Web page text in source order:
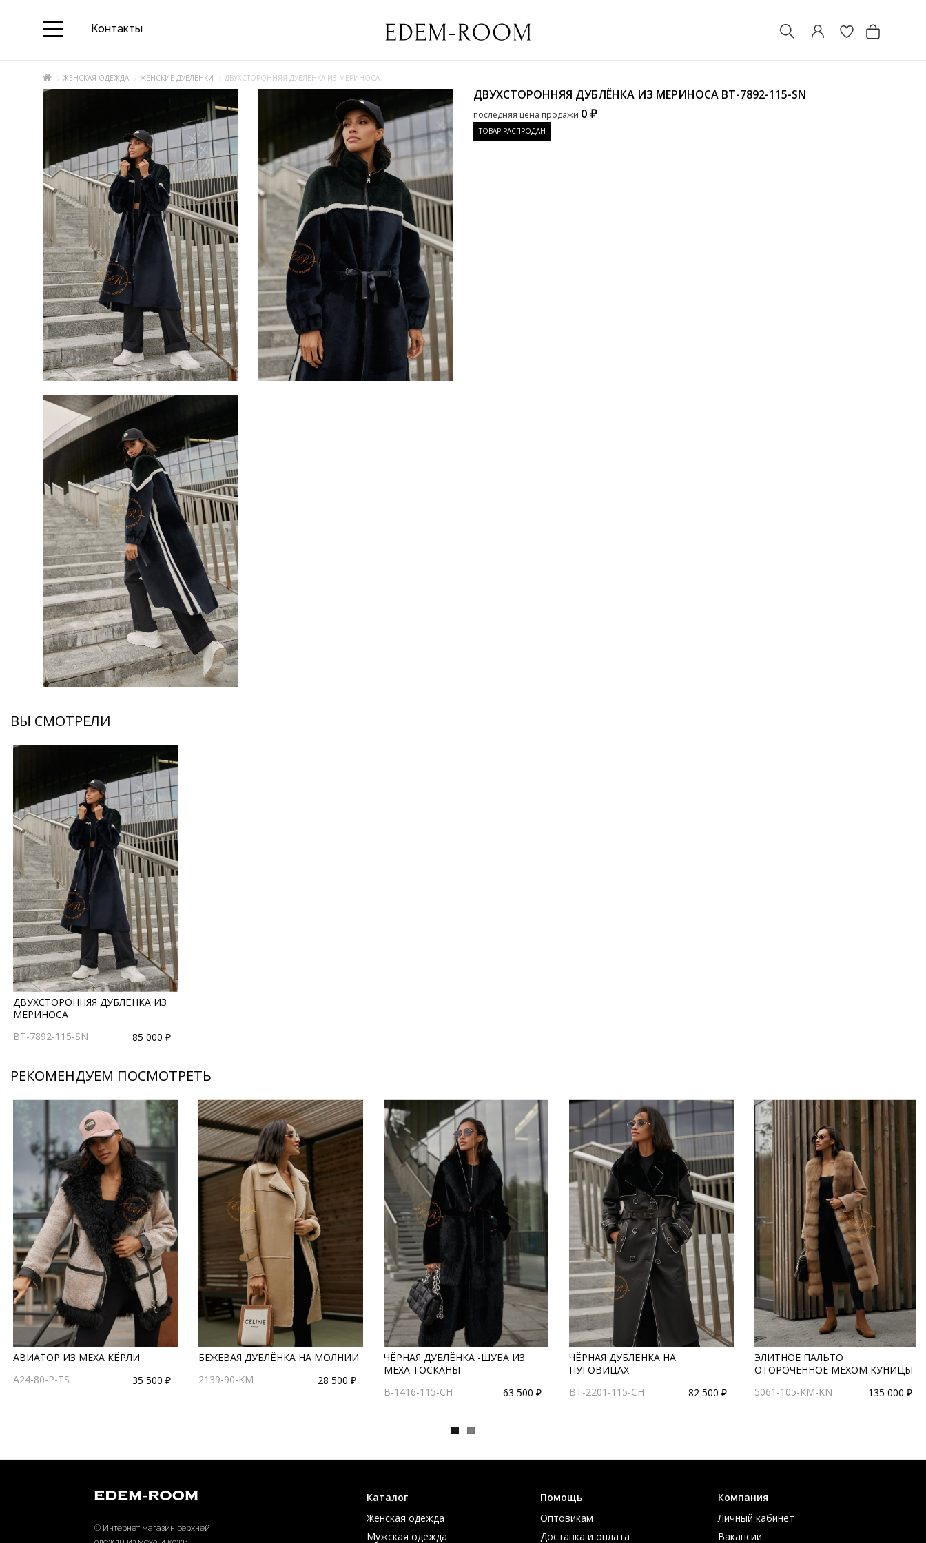
Контакты
ЖЕНСКАЯ ОДЕЖДА ЖЕНСКИЕ ДУБЛЕНКИ ДВУХСТОРОННЯЯ ДУБЛЁНКА ИЗ МЕРИНОСА
ДВУХСТОРОННЯЯ ДУБЛЁНКА ИЗ МЕРИНОСА BT-7892-115-SN
последняя цена продажи 0 ₽
ТОВАР РАСПРОДАН
ВЫ СМОТРЕЛИ
ДВУХСТОРОННЯЯ ДУБЛЁНКА ИЗ
МЕРИНОСА
BT-7892-115-SN
85 000 ₽
РЕКОМЕНДУЕМ ПОСМОТРЕТЬ
АВИАТОР ИЗ МЕХА КЁРЛИ
A24-80-P-TS
35 500 ₽
БЕЖЕВАЯ ДУБЛЁНКА НА МОЛНИИ
2139-90-KM
28 500 ₽
ЧЁРНАЯ ДУБЛЁНКА -ШУБА ИЗ
МЕХА ТОСКАНЫ
B-1416-115-CH
63 500 ₽
ЧЁРНАЯ ДУБЛЁНКА НА
ПУГОВИЦАХ
BT-2201-115-CH
82 500 ₽
ЭЛИТНОЕ ПАЛЬТО
ОТОРОЧЕННОЕ МЕХОМ КУНИЦЫ
5061-105-KM-KN
135 000 ₽
© Интернет магазин верхней
Каталог
Женская одежда
Мужская одежда
Помощь
Оптовикам
Доставка и оплата
Компания
Личный кабинет
Вакансии